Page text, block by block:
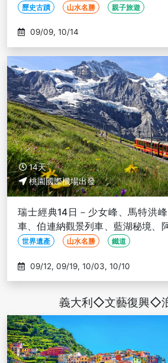
體驗
歷史古蹟 山水名勝 親子旅遊
09/09, 10/14
14天
桃園國際機場出發
瑞士經典14日－少女峰、馬特洪
車、伯連納觀景列車、藍湖秘境、
堡、日內瓦
世界遺產 山水名勝 鐵道
09/12, 09/19, 10/03, 10/10
義大利◇文藝復興◇